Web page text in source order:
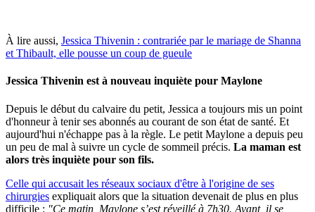
À lire aussi, Jessica Thivenin : contrariée par le mariage de Shanna
et Thibault, elle pousse un coup de gueule
Jessica Thivenin est à nouveau inquiète pour Maylone
Depuis le début du calvaire du petit, Jessica a toujours mis un point
d'honneur à tenir ses abonnés au courant de son état de santé. Et
aujourd'hui n'échappe pas à la règle. Le petit Maylone a depuis peu
un peu de mal à suivre un cycle de sommeil précis. La maman est
alors très inquiète pour son fils.
Celle qui accusait les réseaux sociaux d'être à l'origine de ses
chirurgies expliquait alors que la situation devenait de plus en plus
difficile : "Ce matin, Maylone s’est réveillé à 7h30. Avant, il se